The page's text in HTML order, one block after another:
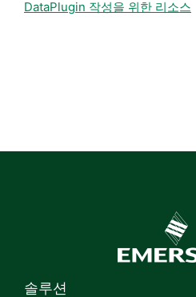
DataPlugin 작성을 위한 리소스
솔루션